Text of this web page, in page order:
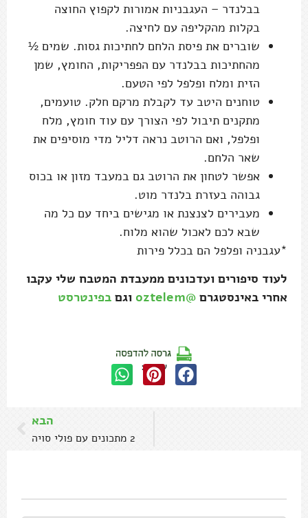
בבלנדר – העגבניות אמורות לקפוץ החוצה
בקלות מהקליפה עם לחיצה.
שוברים את פיסת הלחם לחתיכות גסות. שמים ½
מהחתיכות בבלנדר עם הפפריקות, החומץ, שמן
הזית ומלח ופלפל לפי הטעם.
טוחנים היטב עד לקבלת מרקם חלק. טועמים,
מתקנים תיבול לפי הצורך עם עוד חומץ, מלח
ופלפל, ואם הרוטב נראה דליל מדי מוסיפים את
שאר הלחם.
אפשר לטחון את הרוטב גם במעבד מזון או בכוס
גבוהה בעזרת בלנדר מוט.
מעבירים לצנצנת או מגישים ביחד עם כל מה
שבא לכם לאכול שהוא מלוח.
*עגבניה ופלפל הם בכלל פירות
לעוד סיפורים ועדכונים ממעבדת המטבח שלי עקבו
אחרי באינסטגרם @oztelem וגם בפינטרסט
שתפו:
הבא
2 מתכונים עם פולי סויה